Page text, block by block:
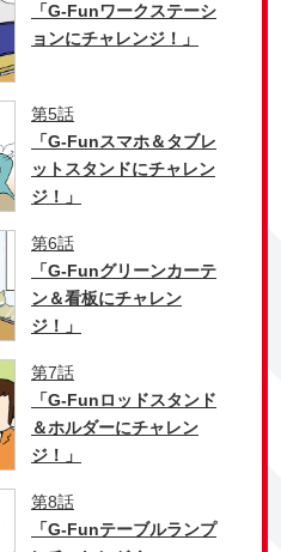
「G-Funワークステーシ
ョンにチャレンジ！」
第5話
「G-Funスマホ＆タブレ
ットスタンドにチャレン
ジ！」
第6話
「G-Funグリーンカーテ
ン＆看板にチャレン
ジ！」
第7話
「G-Funロッドスタンド
＆ホルダーにチャレン
ジ！」
第8話
「G-Funテーブルランプ